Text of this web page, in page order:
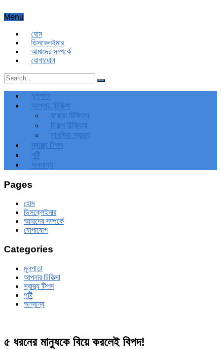
Menu
হোম
ডিসক্লেইমার
আমাদের সম্পর্কে
যোগাযোগ
মূলপাতা
আপনার চিকিত্‍সা
ঘরোয়া চিকিৎসা
বিকল্প চিকিৎসা
মানসিক স্বাস্থ্য
স্বাস্থ্য টিপস
পুষ্টি
অন্যান্য
Pages
হোম
ডিসক্লেইমার
আমাদের সম্পর্কে
যোগাযোগ
Categories
মূলপাতা
আপনার চিকিত্‍সা
স্বাস্থ্য টিপস
পুষ্টি
অন্যান্য
৫ ধরনের মানুষকে বিয়ে করলেই বিপদ!